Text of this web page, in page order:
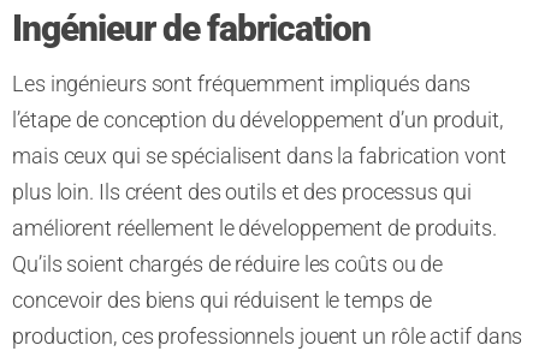
Ingénieur de fabrication
Les ingénieurs sont fréquemment impliqués dans
l’étape de conception du développement d’un produit,
mais ceux qui se spécialisent dans la fabrication vont
plus loin. Ils créent des outils et des processus qui
améliorent réellement le développement de produits.
Qu’ils soient chargés de réduire les coûts ou de
concevoir des biens qui réduisent le temps de
production, ces professionnels jouent un rôle actif dans